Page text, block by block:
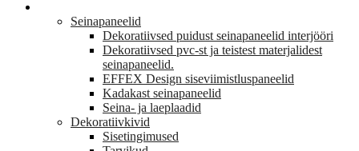
Seinapaneelid
Dekoratiivsed puidust seinapaneelid interjööri
Dekoratiivsed pvc-st ja teistest materjalidest
seinapaneelid.
EFFEX Design siseviimistluspaneelid
Kadakast seinapaneelid
Seina- ja laeplaadid
Dekoratiivkivid
Sisetingimused